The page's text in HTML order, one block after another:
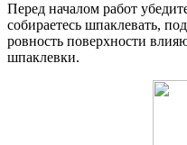
Перед началом работ
собираетесь шпаклевать,
ровность поверхности
шпаклевки.